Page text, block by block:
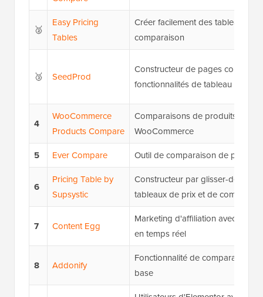
🥈
Easy Pricing
Tables
Créer facilement des tableaux de
comparaison
🥉 SeedProd
Constructeur de pages complet
fonctionnalités de tableau de
4
WooCommerce
Products Compare
Comparaisons de produits
WooCommerce
5
Ever Compare Outil de comparaison de
6
Pricing Table by
Supsystic
Constructeur par glisser-
tableaux de prix et de
7 Content Egg
Marketing d'affiliation avec
en temps réel
8 Addonify
Fonctionnalité de comparaison
base